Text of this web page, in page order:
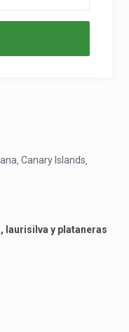
, Canary Islands,
laurisilva y plataneras